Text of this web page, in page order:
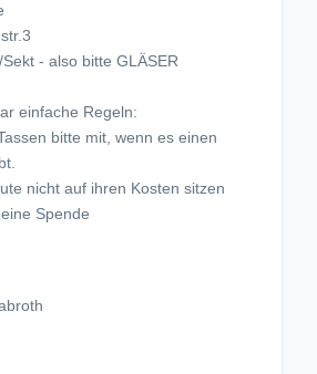
- also bitte GLÄSER
einfache Regeln:
bitte mit, wenn es einen
nicht auf ihren Kosten sitzen
Spende